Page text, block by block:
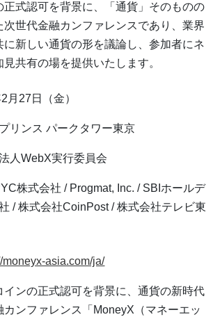
正式認可を背景に、「通貨」そのものの
次世代金融カンファレンスであり、業界
に新しい通貨の形を議論し、参加者にネ
共有の場を提供いたします。
月27日（金）
リンス パークタワー東京
人WebX実行委員会
株式会社 / Progmat, Inc. / SBIホールデ
/ 株式会社CoinPost / 株式会社テレビ東
moneyx-asia.com/ja/
インの正式認可を背景に、通貨の新時代
カンファレンス「MoneyX（マネーエッ